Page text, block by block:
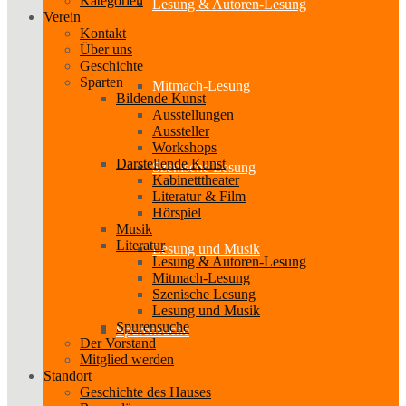
Lesung & Autoren-Lesung
Mitmach-Lesung
Szenische Lesung
Lesung und Musik
Spurensuche
Verein
Kontakt
Über uns
Geschichte
Sparten
Bildende Kunst
Ausstellungen
Aussteller
Workshops
Darstellende Kunst
Kabinetttheater
Literatur & Film
Hörspiel
Musik
Literatur
Lesung & Autoren-Lesung
Mitmach-Lesung
Szenische Lesung
Lesung und Musik
Spurensuche
Der Vorstand
Mitglied werden
Standort
Geschichte des Hauses